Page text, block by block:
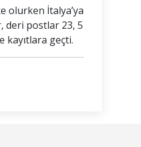
olurken İtalya’ya
deri postlar 23, 5
kayıtlara geçti.